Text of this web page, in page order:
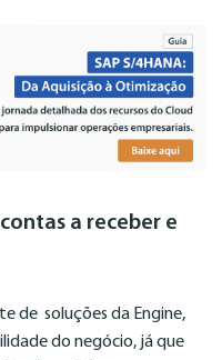
a receber e
de soluções da Engine,
do negócio, já que